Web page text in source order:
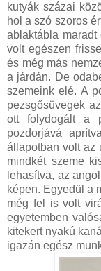
kutyák százai
hol a szó szoros
ablaktábla
volt egészen
és még más
a járdán. De
szemeink elé. A
pezsgősüvegek
ott folydogált a
pozdorjává
állapotban volt az
mindkét szeme
lehasítva, az
képen. Egyedül a
még fel is volt
egyetemben
kitekert nyakú
igazán egész